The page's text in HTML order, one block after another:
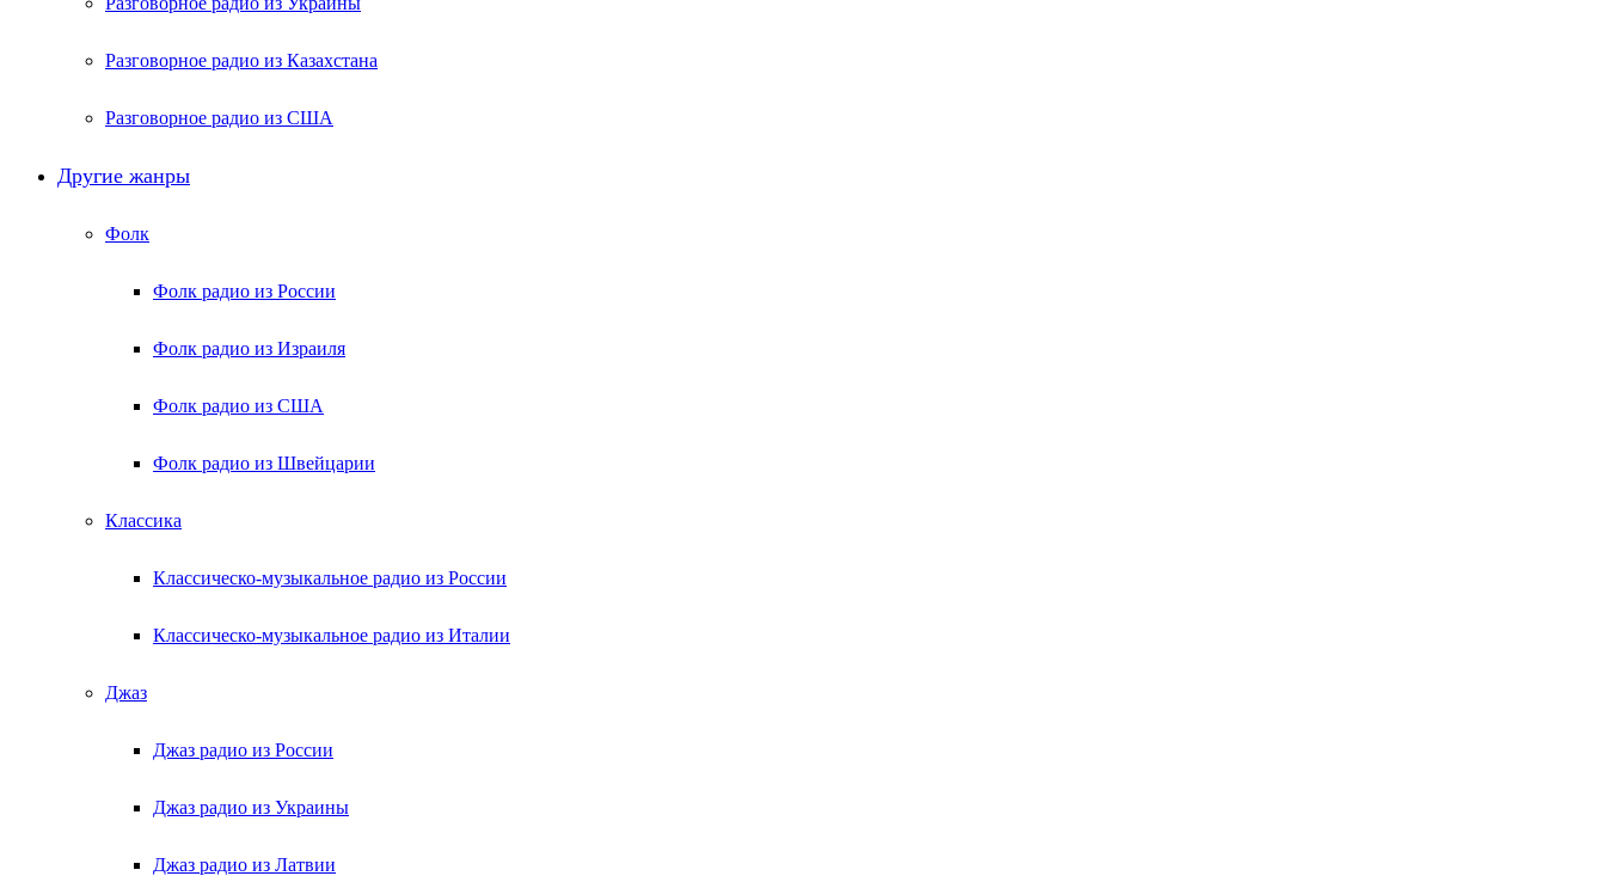
Разговорное радио из Казахстана
Разговорное радио из США
Другие жанры
Фолк
Фолк радио из России
Фолк радио из Израиля
Фолк радио из США
Фолк радио из Швейцарии
Классика
Классическо-музыкальное радио из России
Классическо-музыкальное радио из Италии
Джаз
Джаз радио из России
Джаз радио из Украины
Джаз радио из Латвии